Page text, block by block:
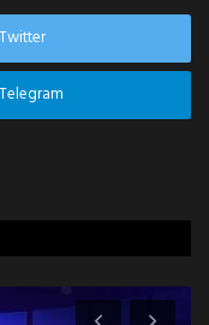
Twitter
Telegram